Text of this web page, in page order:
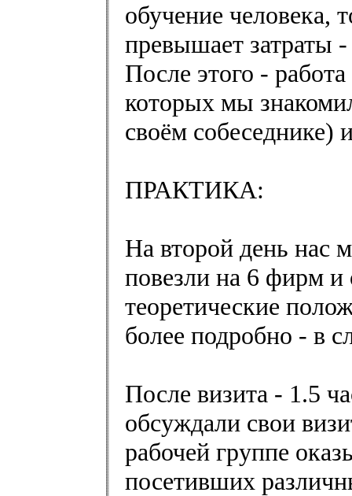
обучение человека,
превышает затраты
После этого -
которых мы
своём
ПРАКТИКА:
На второй день нас
повезли на 6 фирм и
теоретические
более подробно - в
После визита - 1.5
обсуждали свои
рабочей группе
посетивших